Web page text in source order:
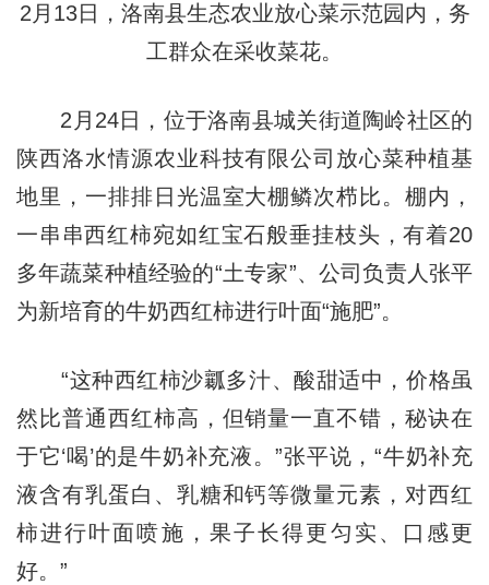
2月13日，洛南县生态农业放心菜示范园内，务
工群众在采收菜花。
2月24日，位于洛南县城关街道陶岭社区的
陕西洛水情源农业科技有限公司放心菜种植基
地里，一排排日光温室大棚鳞次栉比。棚内，
一串串西红柿宛如红宝石般垂挂枝头，有着20
多年蔬菜种植经验的“土专家”、公司负责人张平
为新培育的牛奶西红柿进行叶面“施肥”。
“这种西红柿沙瓤多汁、酸甜适中，价格虽
然比普通西红柿高，但销量一直不错，秘诀在
于它‘喝’的是牛奶补充液。”张平说，“牛奶补充
液含有乳蛋白、乳糖和钙等微量元素，对西红
柿进行叶面喷施，果子长得更匀实、口感更
好。”